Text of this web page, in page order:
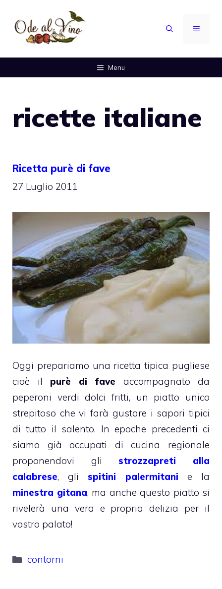
contenuto
MENU
Menu
ricette italiane
Ricetta purè di fave
27 Luglio 2011
Oggi prepariamo una ricetta tipica pugliese
cioè il purè di fave accompagnato da
peperoni verdi dolci fritti, un piatto unico
strepitoso che vi farà gustare i sapori tipici
di tutto il salento. In epoche precedenti ci
siamo già occupati di cucina regionale
proponendovi glistrozzapreti alla
calabrese, glispitini palermitani e la
minestra gitana, ma anche questo piatto si
rivelerà una vera e propria delizia per il
vostro palato!
Categorie
contorni